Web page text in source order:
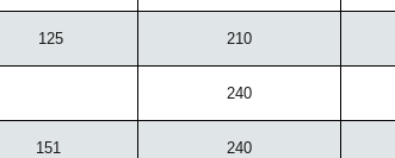
125 210
240
151 240